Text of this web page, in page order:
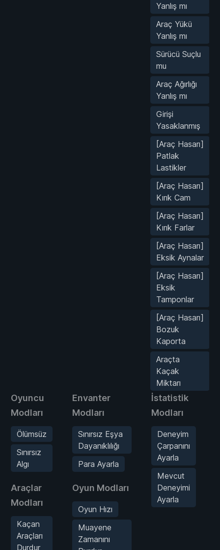
Yanlış mı
Araç Yükü
Yanlış mı
Sürücü Suçlu
mu
Araç Ağırlığı
Yanlış mı
Girişi
Yasaklanmış
[Araç Hasarı]
Patlak
Lastikler
[Araç Hasarı]
Kırık Cam
[Araç Hasarı]
Kırık Farlar
[Araç Hasarı]
Eksik Aynalar
[Araç Hasarı]
Eksik
Tamponlar
[Araç Hasarı]
Bozuk
Kaporta
Araçta
Kaçak
Miktarı
Oyuncu
Modları
Ölümsüz
Sınırsız
Algı
Araçlar
Modları
Kaçan
Araçları
Durdur
Envanter
Modları
Sınırsız Eşya
Dayanıklılığı
Para Ayarla
Oyun Modları
Oyun Hızı
Muayene
Zamanını
İstatistik
Modları
Deneyim
Çarpanını
Ayarla
Mevcut
Deneyimi
Ayarla